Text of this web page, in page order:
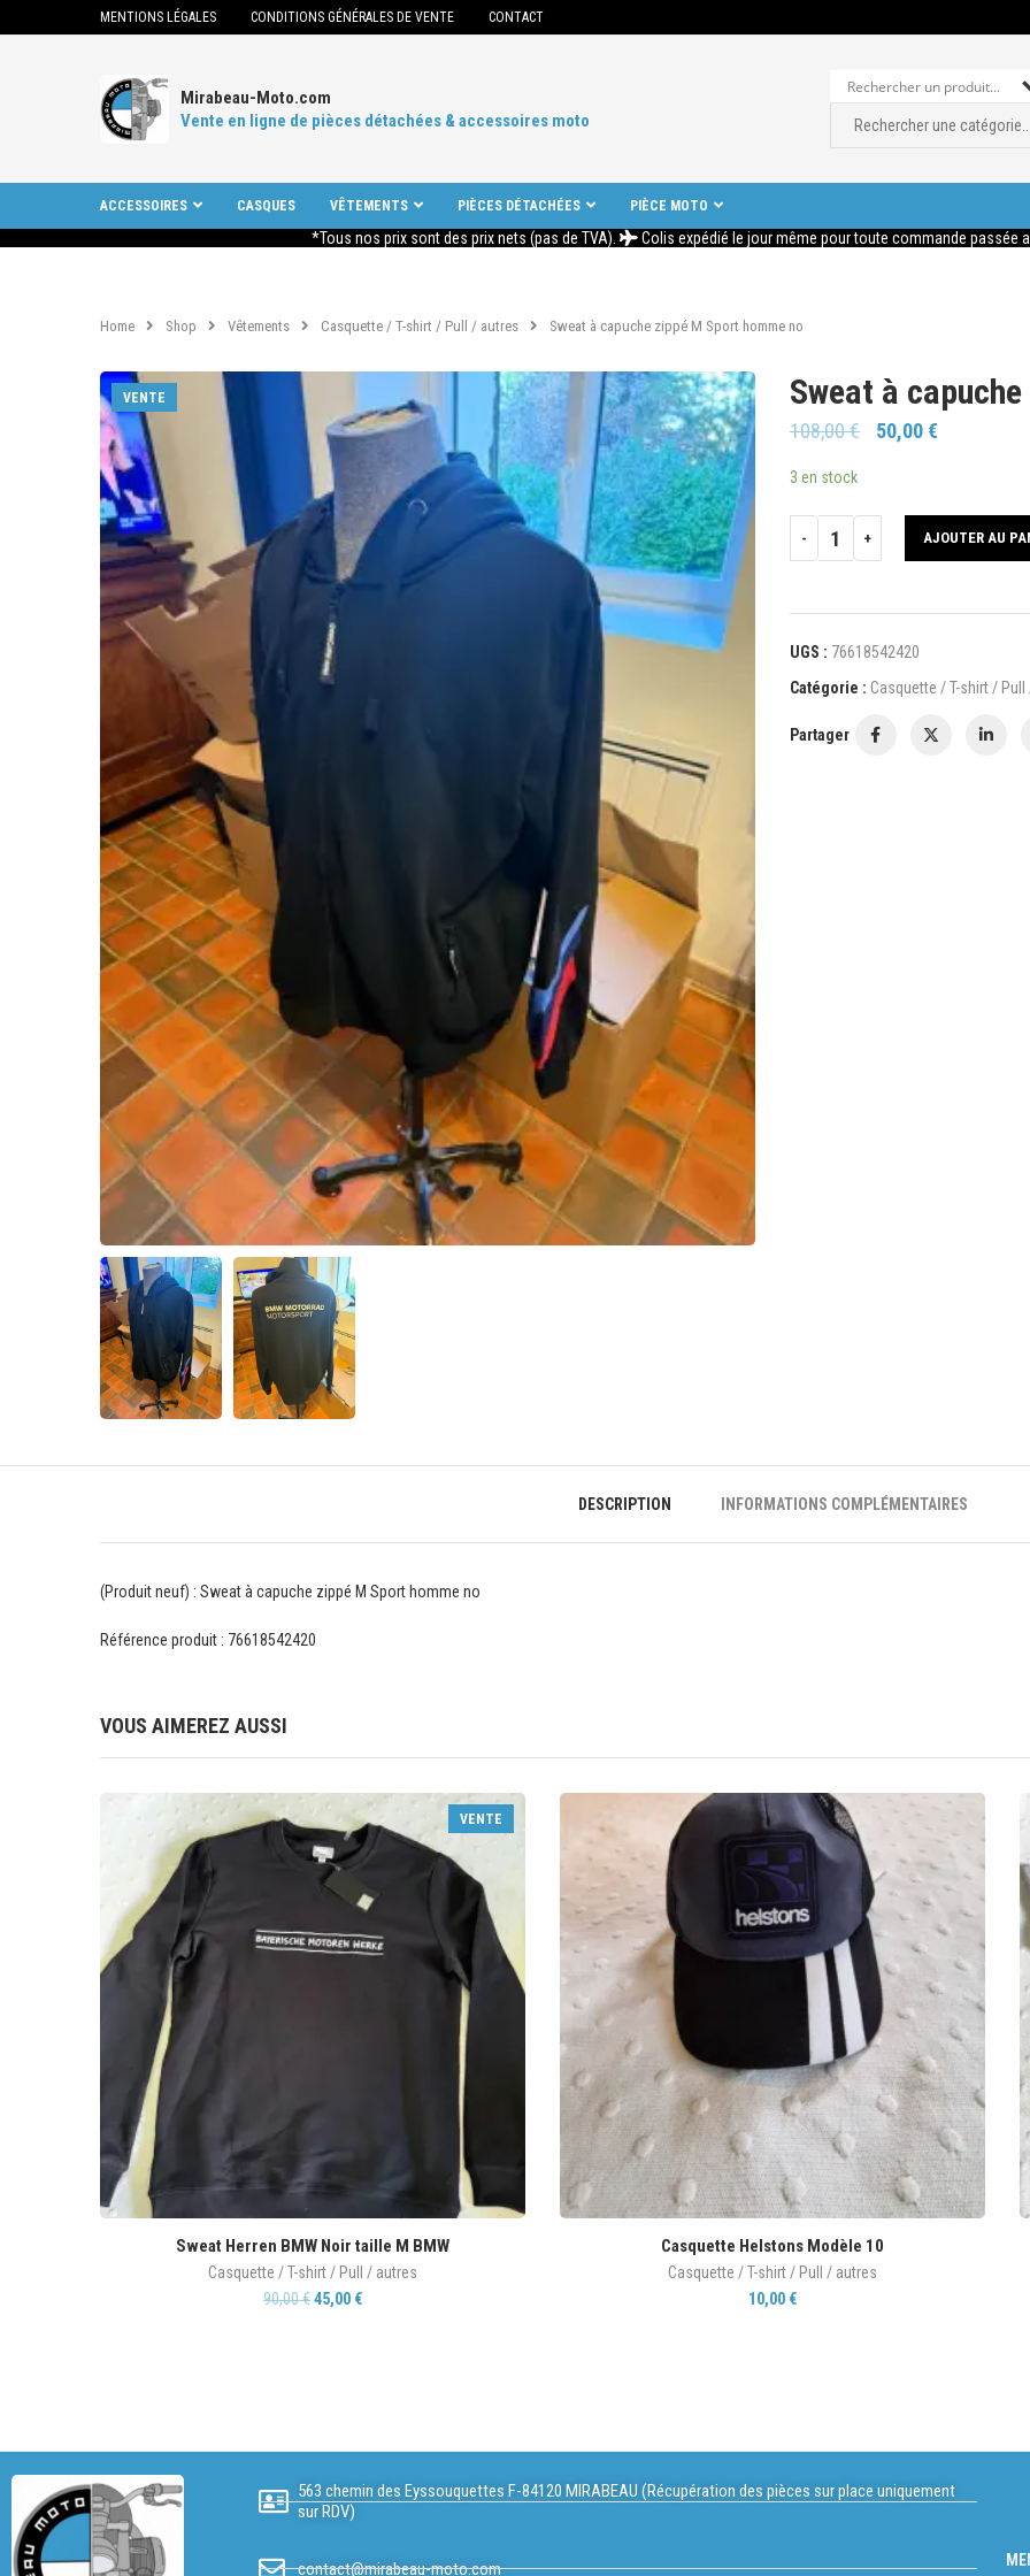
MENTIONS LÉGALES CONDITIONS GÉNÉRALES DE VENTE CONTACT
Mirabeau-Moto.com
Vente en ligne de pièces détachées & accessoires moto
ACCESSOIRES CASQUES VÊTEMENTS PIÈCES DÉTACHÉES PIÈCE MOTO
*Tous nos prix sont des prix nets (pas de TVA). Colis expédié le jour même pour toute commande passée
Home Shop Vêtements Casquette / T-shirt / Pull / autres Sweat à capuche zippé M Sport homme no
VENTE Sweat à
108,00€ 50,00€
3 en stock
AJOUTER AU
UGS : 76618542420
Catégorie : Casquette / T-shirt / Pull
Partager
DESCRIPTION INFORMATIONS COMPLÉMENTAIRES
(Produit neuf) : Sweat à capuche zippé M Sport homme no
Référence produit : 76618542420
VOUS AIMEREZ AUSSI
VENTE
Sweat Herren BMW Noir taille M BMW
Casquette / T-shirt / Pull / autres
90,00€45,00 €
Casquette Helstons Modèle 10
Casquette / T-shirt / Pull / autres
10,00 €
563 chemin des Eyssouquettes F-84120 MIRABEAU (Récupération des pièces sur place uniquement
sur RDV)
contact@mirabeau-moto.com